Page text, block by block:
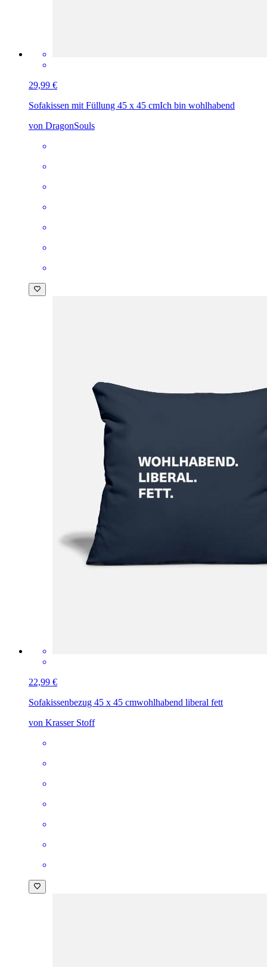
29,99 €
Sofakissen mit Füllung 45 x 45 cmIch bin wohlhabend
von DragonSouls
22,99 €
Sofakissenbezug 45 x 45 cmwohlhabend liberal fett
von Krasser Stoff